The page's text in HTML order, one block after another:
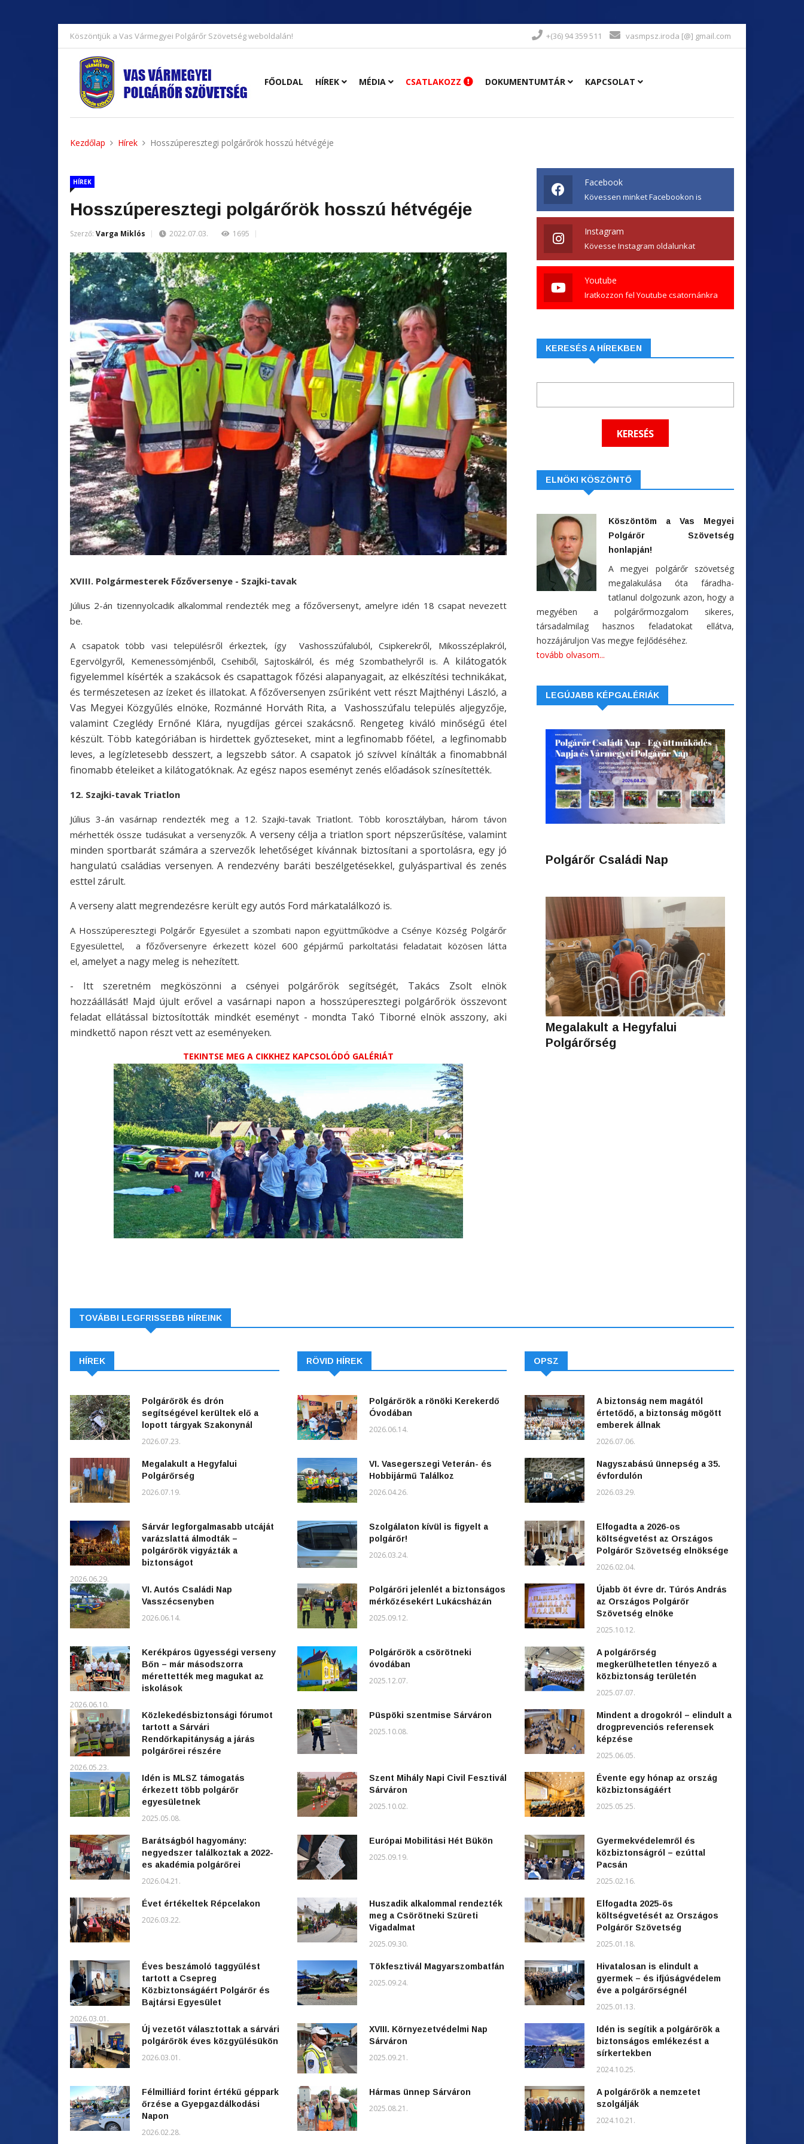
Köszöntjük a Vas Vármegyei Polgárőr Szövetség weboldalán! +(36) 94 359 511 vasmpsz.iroda [@] gmail.com
FŐOLDAL HÍREK MÉDIA CSATLAKOZZ DOKUMENTUMTÁR KAPCSOLAT
Kezdőlap Hírek Hosszúperesztegi polgárőrök hosszú hétvégéje
HÍREK
Hosszúperesztegi polgárőrök hosszú hétvégéje
Szerző: Varga Miklós 2022.07.03. 1695
XVIII. Polgármesterek Főzőversenye - Szajki-tavak
Július 2-án tizennyolcadik alkalommal rendezték meg a főzőversenyt, amelyre idén 18 csapat nevezett
be.
A csapatok több vasi településről érkeztek, így Vashosszúfaluból, Csipkerekről, Mikosszéplakról,
Egervölgyről, Kemenessömjénből, Csehiből, Sajtoskálról, és még Szombathelyről is.A kilátogatók
figyelemmel kísérték a szakácsok és csapattagok főzési alapanyagait, az elkészítési technikákat,
és természetesen az ízeket és illatokat. A főzőversenyen zsűriként vett részt Majthényi László, a
Vas Megyei Közgyűlés elnöke, Rozmánné Horváth Rita, a Vashosszúfalu település aljegyzője,
valamint Czeglédy Ernőné Klára, nyugdíjas gércei szakácsnő. Rengeteg kiváló minőségű étel
készült. Több kategóriában is hirdettek győzteseket, mint a legfinomabb főétel, a legfinomabb
leves, a legízletesebb desszert, a legszebb sátor.A csapatok jó szívvel kínálták a finomabbnál
finomabb ételeiket a kilátogatóknak. Az egész napos eseményt zenés előadások színesítették.
12. Szajki-tavak Triatlon
Július 3-án vasárnap rendezték meg a 12. Szajki-tavak Triatlont. Több korosztályban, három távon
mérhették össze tudásukat a versenyzők.A verseny célja a triatlon sport népszerűsítése, valamint
minden sportbarát számára a szervezők lehetőséget kívánnak biztosítani a sportolásra,egy jó
hangulatú családias versenyen. A rendezvény baráti beszélgetésekkel, gulyáspartival és zenés
esttel zárult.
A verseny alatt megrendezésre került egy autós Ford márkatalálkozó is.
A Hosszúperesztegi Polgárőr Egyesület a szombati napon együttműködve a Csénye Község Polgárőr
Egyesülettel, a főzőversenyre érkezett közel 600 gépjármű parkoltatási feladatait közösen látta
el, amelyet a nagy meleg is nehezített.
- Itt szeretném megköszönni a csényei polgárőrök segítségét, Takács Zsolt elnök
hozzáállását! Majd újult erővel a vasárnapi napon a hosszúperesztegi polgárőrök összevont
feladat ellátással biztosították mindkét eseményt - mondta Takó Tiborné elnök asszony, aki
mindkettő napon részt vett az eseményeken.
TEKINTSE MEG A CIKKHEZ KAPCSOLÓDÓ GALÉRIÁT
Facebook
Kövessen minket Facebookon is
Instagram
Kövesse Instagram oldalunkat
Youtube
Iratkozzon fel Youtube csatornánkra
KERESÉS A HÍREKBEN
ELNÖKI KÖSZÖNTŐ
Köszöntöm a Vas Megyei
Polgárőr Szövetség
honlapján!
A megyei polgárőr szövetség
megalakulása óta fáradha-
tatlanul dolgozunk azon, hogy a
megyében a polgárőrmozgalom sikeres,
társadalmilag hasznos feladatokat ellátva,
hozzájáruljon Vas megye fejlődéséhez.
tovább olvasom...
LEGÚJABB KÉPGALÉRIÁK
Polgárőr Családi Nap
Megalakult a Hegyfalui
Polgárőrség
TOVÁBBI LEGFRISSEBB HÍREINK
HÍREK
Polgárőrök és drón
segítségével kerültek elő a
lopott tárgyak Szakonynál
2026.07.23.
Megalakult a Hegyfalui
Polgárőrség
2026.07.19.
Sárvár legforgalmasabb utcáját
varázslattá álmodták –
polgárőrök vigyázták a
biztonságot
2026.06.29.
VI. Autós Családi Nap
Vasszécsenyben
2026.06.14.
Kerékpáros ügyességi verseny
Bőn – már másodszorra
mérettették meg magukat az
iskolások
2026.06.10.
Közlekedésbiztonsági fórumot
tartott a Sárvári
Rendőrkapitányság a járás
polgárőrei részére
2026.05.23.
Idén is MLSZ támogatás
érkezett több polgárőr
egyesületnek
2025.05.08.
Barátságból hagyomány:
negyedszer találkoztak a 2022-
es akadémia polgárőrei
2026.04.21.
Évet értékeltek Répcelakon
2026.03.22.
Éves beszámoló taggyűlést
tartott a Csepreg
Közbiztonságáért Polgárőr és
Bajtársi Egyesület
2026.03.01.
Új vezetőt választottak a sárvári
polgárőrök éves közgyűlésükön
2026.03.01.
Félmilliárd forint értékű géppark
őrzése a Gyepgazdálkodási
Napon
2026.02.28.
RÖVID HÍREK
Polgárőrök a rönöki Kerekerdő
Óvodában
2026.06.14.
VI. Vasegerszegi Veterán- és
Hobbijármű Találkoz
2026.04.26.
Szolgálaton kívül is figyelt a
polgárőr!
2026.03.24.
Polgárőri jelenlét a biztonságos
mérkőzésekért Lukácsházán
2025.09.12.
Polgárőrök a csörötneki
óvodában
2025.12.07.
Püspöki szentmise Sárváron
2025.10.08.
Szent Mihály Napi Civil Fesztivál
Sárváron
2025.10.02.
Európai Mobilitási Hét Bükön
2025.09.19.
Huszadik alkalommal rendezték
meg a Csörötneki Szüreti
Vigadalmat
2025.09.30.
Tökfesztivál Magyarszombatfán
2025.09.24.
XVIII. Környezetvédelmi Nap
Sárváron
2025.09.21.
Hármas ünnep Sárváron
2025.08.21.
OPSZ
A biztonság nem magától
értetődő, a biztonság mögött
emberek állnak
2026.07.06.
Nagyszabású ünnepség a 35.
évfordulón
2026.03.29.
Elfogadta a 2026-os
költségvetést az Országos
Polgárőr Szövetség elnöksége
2026.02.04.
Újabb öt évre dr. Túrós András
az Országos Polgárőr
Szövetség elnöke
2025.10.12.
A polgárőrség
megkerülhetetlen tényező a
közbiztonság területén
2025.07.07.
Mindent a drogokról – elindult a
drogprevenciós referensek
képzése
2025.06.05.
Évente egy hónap az ország
közbiztonságáért
2025.05.25.
Gyermekvédelemről és
közbiztonságról – ezúttal
Pacsán
2025.02.16.
Elfogadta 2025-ös
költségvetését az Országos
Polgárőr Szövetség
2025.01.18.
Hivatalosan is elindult a
gyermek – és ifjúságvédelem
éve a polgárőrségnél
2025.01.13.
Idén is segítik a polgárőrök a
biztonságos emlékezést a
sírkertekben
2024.10.25.
A polgárőrök a nemzetet
szolgálják
2024.10.21.